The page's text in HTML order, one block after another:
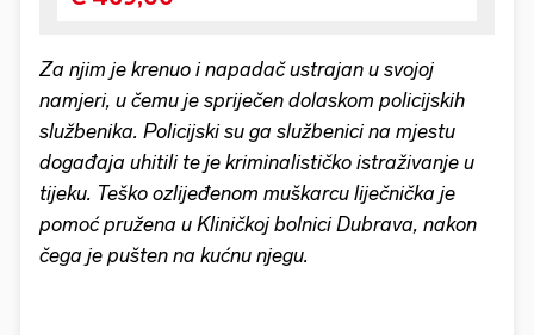
Za njim je krenuo i napadač ustrajan u svojoj
namjeri, u čemu je spriječen dolaskom policijskih
službenika. Policijski su ga službenici na mjestu
događaja uhitili te je kriminalističko istraživanje u
tijeku. Teško ozlijeđenom muškarcu liječnička je
pomoć pružena u Kliničkoj bolnici Dubrava, nakon
čega je pušten na kućnu njegu.